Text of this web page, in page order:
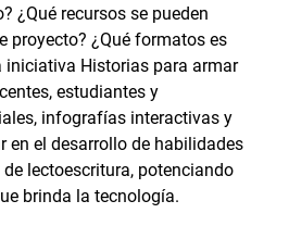
¿Qué recursos se pueden
proyecto? ¿Qué formatos es
iniciativa Historias para armar
estudiantes y
infografías interactivas y
en el desarrollo de habilidades
lectoescritura, potenciando
brinda la tecnología.